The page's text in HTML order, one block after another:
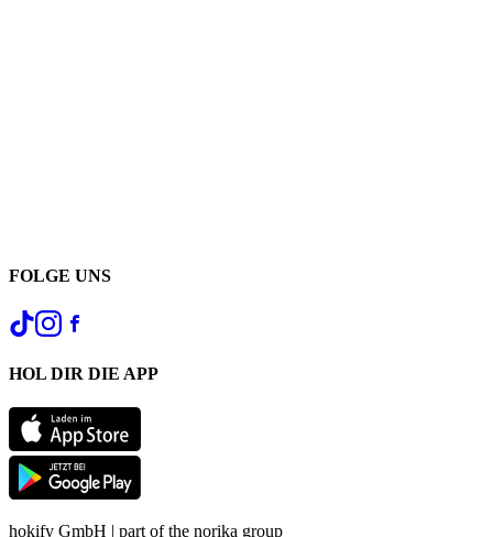
FOLGE UNS
HOL DIR DIE APP
hokify GmbH | part of the norika group